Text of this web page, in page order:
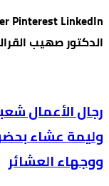
الدكتور صهيب
رجال الأعمال
وليمة عشاء
ووجهاء العشائر